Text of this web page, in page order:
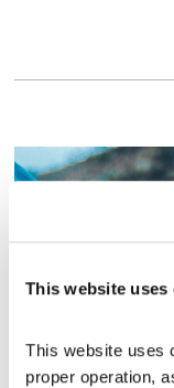
This website uses
This website uses
proper operation,